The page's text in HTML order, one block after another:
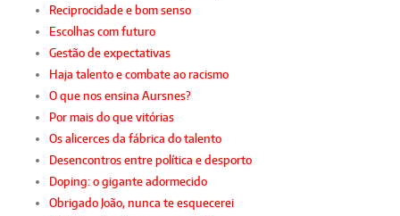
Reciprocidade e bom senso
Escolhas com futuro
Gestão de expectativas
Haja talento e combate ao racismo
O que nos ensina Aursnes?
Por mais do que vitórias
Os alicerces da fábrica do talento
Desencontros entre política e desporto
Doping: o gigante adormecido
Obrigado João, nunca te esquecerei